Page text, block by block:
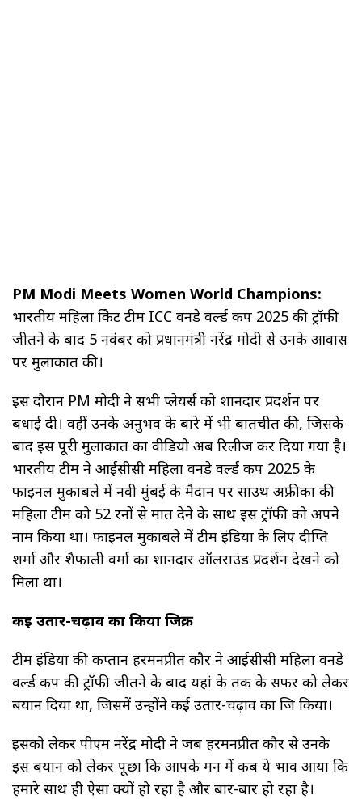
PM Modi Meets Women World Champions:
भारतीय महिला क्रिकेट टीम ICC वनडे वर्ल्ड कप 2025 की ट्रॉफी
जीतने के बाद 5 नवंबर को प्रधानमंत्री नरेंद्र मोदी से उनके आवास
पर मुलाकात की।
इस दौरान PM मोदी ने सभी प्लेयर्स को शानदार प्रदर्शन पर
बधाई दी। वहीं उनके अनुभव के बारे में भी बातचीत की, जिसके
बाद इस पूरी मुलाकात का वीडियो अब रिलीज कर दिया गया है।
भारतीय टीम ने आईसीसी महिला वनडे वर्ल्ड कप 2025 के
फाइनल मुकाबले में नवी मुंबई के मैदान पर साउथ अफ्रीका की
महिला टीम को 52 रनों से मात देने के साथ इस ट्रॉफी को अपने
नाम किया था। फाइनल मुकाबले में टीम इंडिया के लिए दीप्ति
शर्मा और शैफाली वर्मा का शानदार ऑलराउंड प्रदर्शन देखने को
मिला था।
कई उतार-चढ़ाव का किया जिक्र
टीम इंडिया की कप्तान हरमनप्रीत कौर ने आईसीसी महिला वनडे
वर्ल्ड कप की ट्रॉफी जीतने के बाद यहां के तक के सफर को लेकर
बयान दिया था, जिसमें उन्होंने कई उतार-चढ़ाव का जिक्र किया।
इसको लेकर पीएम नरेंद्र मोदी ने जब हरमनप्रीत कौर से उनके
इस बयान को लेकर पूछा कि आपके मन में कब ये भाव आया कि
हमारे साथ ही ऐसा क्यों हो रहा है और बार-बार हो रहा है।